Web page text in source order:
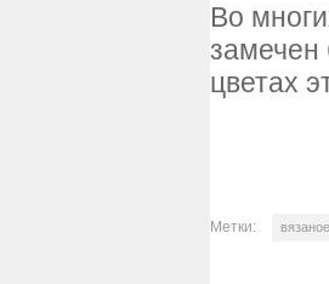
Во
замечен
цветах
Метки: